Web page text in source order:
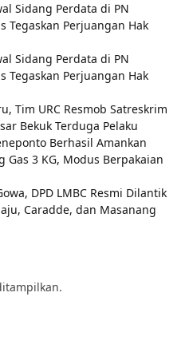
Sidang Perdata di PN
Tegaskan Perjuangan Hak
Sidang Perdata di PN
Tegaskan Perjuangan Hak
Tim URC Resmob Satreskrim
Bekuk Terduga Pelaku
Berhasil Amankan
Gas 3 KG, Modus Berpakaian
DPD LMBC Resmi Dilantik
Caradde, dan Masanang